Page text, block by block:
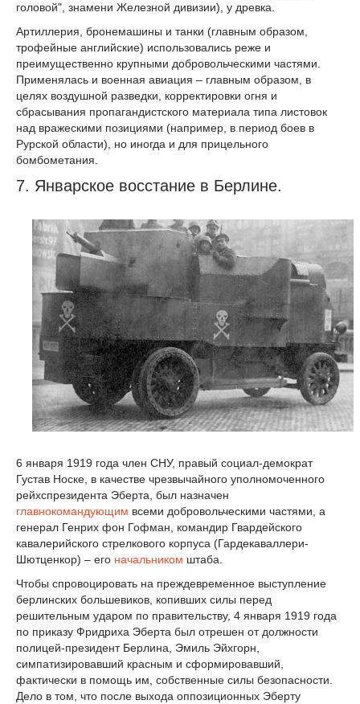
головой", знамени Железной дивизии), у древка.
Артиллерия, бронемашины и танки (главным образом,
трофейные английские) использовались реже и
преимущественно крупными добровольческими частями.
Применялась и военная авиация – главным образом, в
целях воздушной разведки, корректировки огня и
сбрасывания пропагандистского материала типа листовок
над вражескими позициями (например, в период боев в
Рурской области), но иногда и для прицельного
бомбометания.
7. Январское восстание в Берлине.
6 января 1919 года член СНУ, правый социал-демократ
Густав Носке, в качестве чрезвычайного уполномоченного
рейхспрезидента Эберта, был назначен
главнокомандующим всеми добровольческими частями, а
генерал Генрих фон Гофман, командир Гвардейского
кавалерийского стрелкового корпуса (Гардекаваллери-
Шютценкор) – его начальником штаба.
Чтобы спровоцировать на преждевременное выступление
берлинских большевиков, копивших силы перед
решительным ударом по правительству, 4 января 1919 года
по приказу Фридриха Эберта был отрешен от должности
полицей-президент Берлина, Эмиль Эйхгорн,
симпатизировавший красным и сформировавший,
фактически в помощь им, собственные силы безопасности.
Дело в том, что после выхода оппозиционных Эберту